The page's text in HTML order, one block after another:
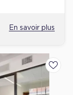
En savoir plus